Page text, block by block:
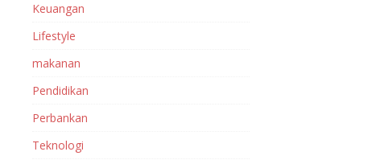
Keuangan
Lifestyle
makanan
Pendidikan
Perbankan‎
Teknologi